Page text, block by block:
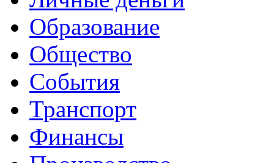
Образование
Общество
События
Транспорт
Финансы